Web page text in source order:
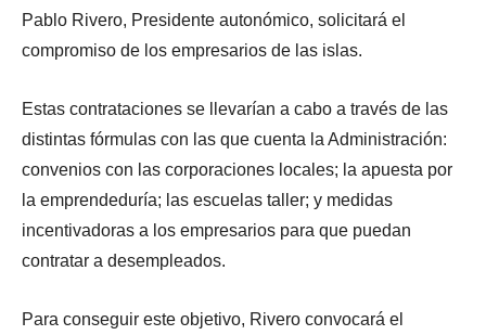
Pablo Rivero, Presidente autonómico, solicitará el
compromiso de los empresarios de las islas.
Estas contrataciones se llevarían a cabo a través de las
distintas fórmulas con las que cuenta la Administración:
convenios con las corporaciones locales; la apuesta por
la emprendeduría; las escuelas taller; y medidas
incentivadoras a los empresarios para que puedan
contratar a desempleados.
Para conseguir este objetivo, Rivero convocará el